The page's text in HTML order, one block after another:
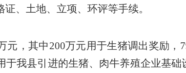
证、土地、立项、环评等手续。
元， 其中200万元用于生猪调出奖励，
我县引进的生猪、肉牛养殖企业基